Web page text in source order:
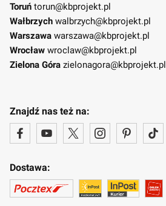
Toruń torun@kbprojekt.pl
Wałbrzych walbrzych@kbprojekt.pl
Warszawa warszawa@kbprojekt.pl
Wrocław wroclaw@kbprojekt.pl
Zielona Góra zielonagora@kbprojekt.pl
Znajdź nas też na:
Dostawa: